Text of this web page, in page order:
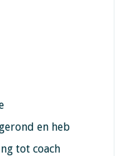
en heb
tot coach